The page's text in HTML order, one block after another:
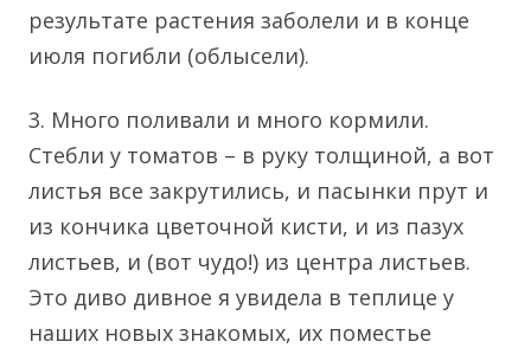
результате растения заболели и в конце
июля погибли (облысели).
3. Много поливали и много кормили.
Стебли у томатов – в руку толщиной, а вот
листья все закрутились, и пасынки прут и
из кончика цветочной кисти, и из пазух
листьев, и (вот чудо!) из центра листьев.
Это диво дивное я увидела в теплице у
наших новых знакомых, их поместье